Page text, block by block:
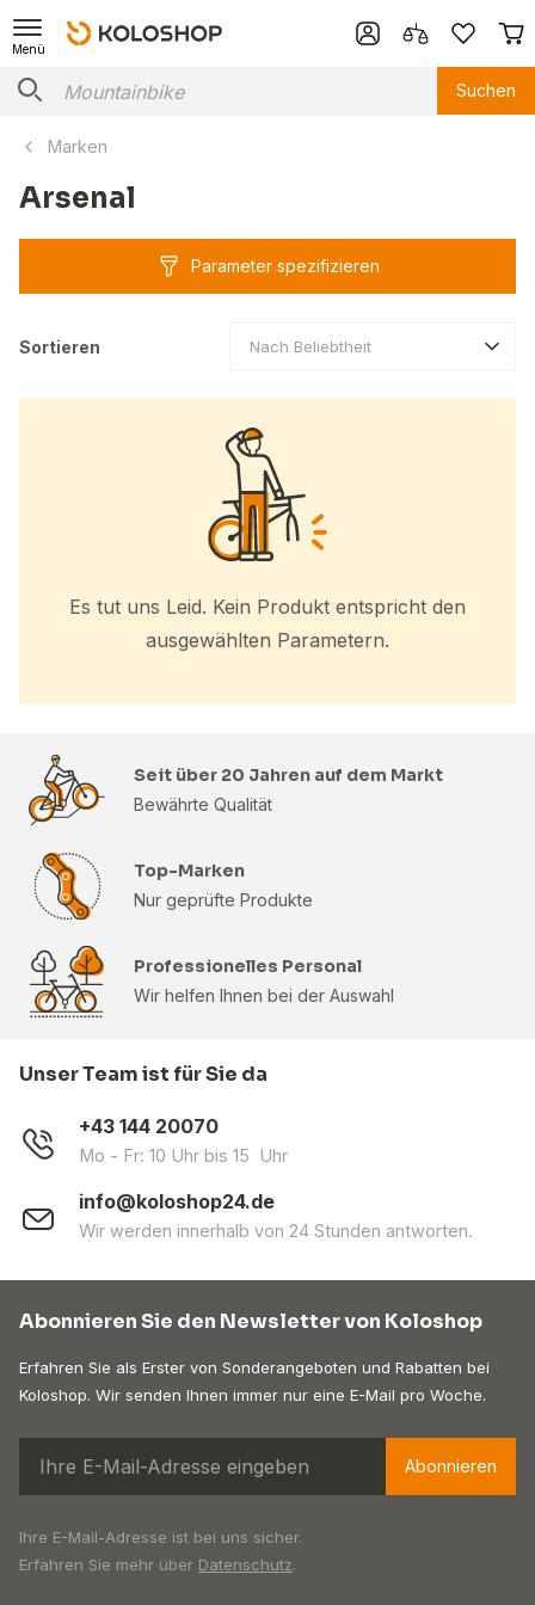
Menü
Suchen
Marken
Arsenal
Parameter spezifizieren
Sortieren Nach Beliebtheit
Es tut uns Leid. Kein Produkt entspricht den
ausgewählten Parametern.
Seit über 20 Jahren auf dem Markt
Bewährte Qualität
Top-Marken
Nur geprüfte Produkte
Professionelles Personal
Wir helfen Ihnen bei der Auswahl
Unser Team ist für Sie da
+43 144 20070
Mo - Fr: 10 Uhr bis 15 Uhr
info@koloshop24.de
Wir werden innerhalb von 24 Stunden antworten.
Abonnieren Sie den Newsletter von Koloshop
Erfahren Sie als Erster von Sonderangeboten und Rabatten bei
Koloshop. Wir senden Ihnen immer nur eine E-Mail pro Woche.
Abonnieren
Ihre E-Mail-Adresse ist bei uns sicher.
Erfahren Sie mehr über Datenschutz.